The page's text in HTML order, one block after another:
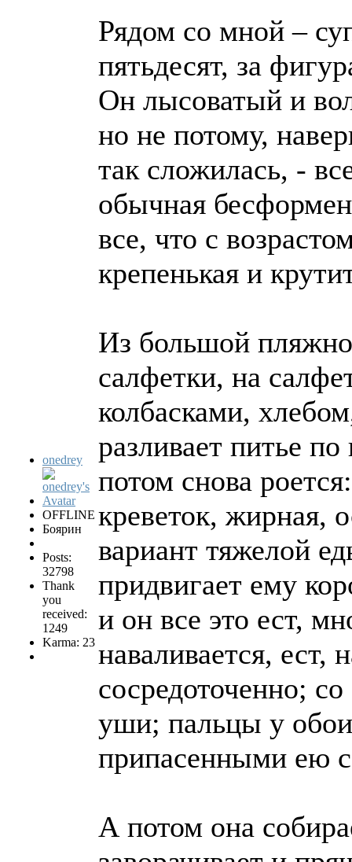
onedrey
OFFLINE
Боярин
Posts:
32798
Thank
you
received:
1249
Karma: 23
Рядом со мной –
пятьдесят, за
Он лысоватый и
но не потому,
так сложилась, -
обычная
все, что с
крепенькая и
Из большой
салфетки, на
колбасками,
разливает питье
потом снова
креветок, жирная,
вариант тяжелой
придвигает ему
и он все это ест,
наваливается,
сосредоточенно;
уши; пальцы у
припасенными ею
А потом она